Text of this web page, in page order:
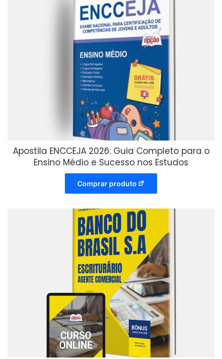
Apostila ENCCEJA 2026: Guia Completo para o
Ensino Médio e Sucesso nos Estudos
Comprar produto